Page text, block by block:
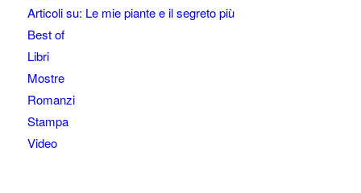
Articoli su: Le mie piante e il segreto più
Best of
Libri
Mostre
Romanzi
Stampa
Video